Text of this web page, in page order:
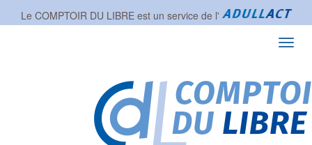
Le COMPTOIR DU LIBRE est un service de l'